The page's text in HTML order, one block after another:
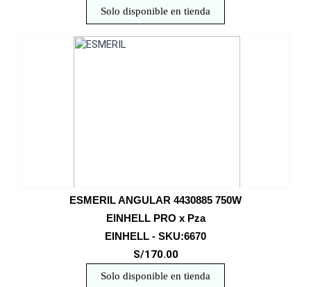
Solo disponible en tienda
ESMERIL ANGULAR 4430885 750W
EINHELL PRO x Pza
EINHELL - SKU:6670
S/170.00
Solo disponible en tienda